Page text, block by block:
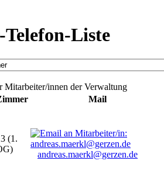
Liste
Mitarbeiter/innen der Verwaltung
Mail
(1.
andreas.maerkl@gerzen.de